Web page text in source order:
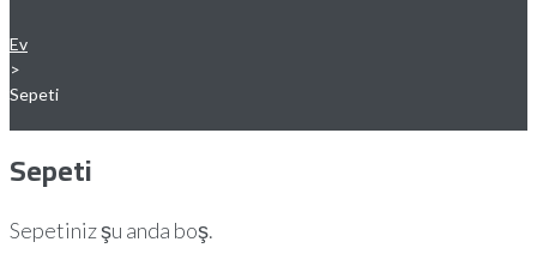
Ev
>
Sepeti
Sepeti
Sepetiniz şu anda boş.